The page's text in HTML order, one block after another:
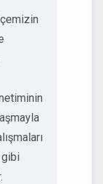
gibi